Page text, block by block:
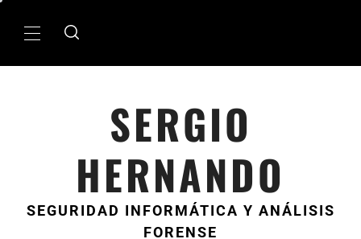
MenÃº
SERGIO
HERNANDO
SEGURIDAD INFORMÁTICA Y ANÁLISIS
FORENSE